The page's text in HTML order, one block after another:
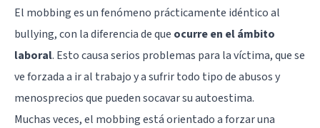
El mobbing es un fenómeno prácticamente idéntico al
bullying, con la diferencia de que ocurre en el ámbito
laboral. Esto causa serios problemas para la víctima, que se
ve forzada a ir al trabajo y a sufrir todo tipo de abusos y
menosprecios que pueden socavar su autoestima.
Muchas veces, el mobbing está orientado a forzar una